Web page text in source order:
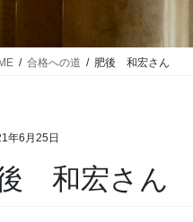
合格への道 肥後 和宏さん
年6月25日
和宏さん